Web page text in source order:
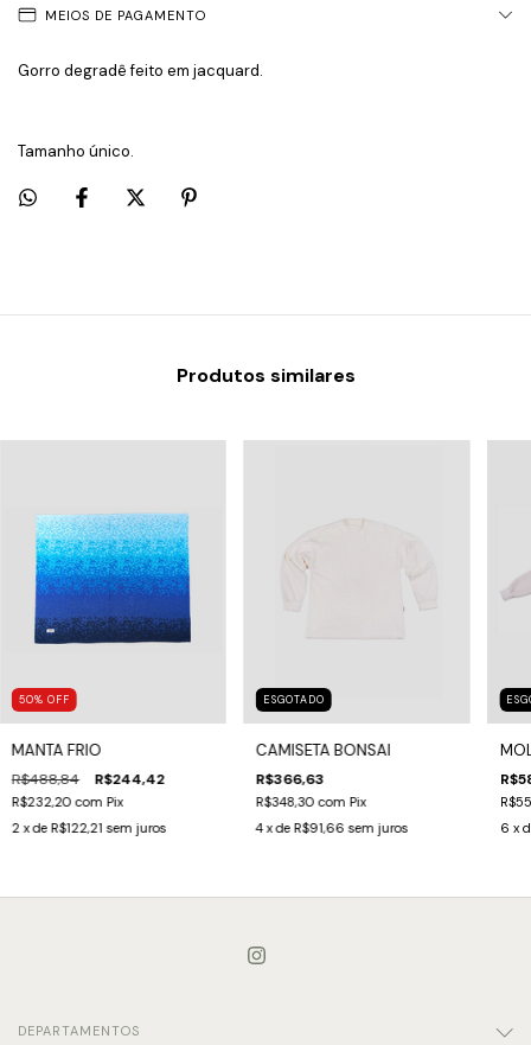
MEIOS DE PAGAMENTO
Gorro degradê feito em jacquard.
Tamanho único.
Produtos similares
50% OFF
MANTA FRIO
R$488,84 R$244,42
R$232,20com Pix
2 x de R$122,21 sem juros
ESGOTADO
CAMISETA BONSAI
R$366,63
R$348,30com Pix
4 x de R$91,66 sem juros
6 x
DEPARTAMENTOS